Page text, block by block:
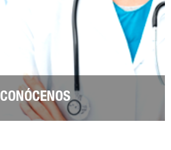
CONÓCENOS